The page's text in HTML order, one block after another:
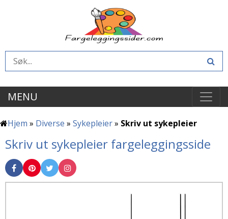
MENU
Hjem » Diverse » Sykepleier» Skriv ut sykepleier
Skriv ut sykepleier fargeleggingsside